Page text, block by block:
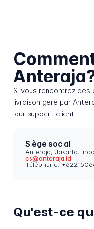
Si vous rencontrez des
livraison géré par
leur support client.
Siège social
Anteraja, Jakarta,
cs@anteraja.id
Téléphone:
Qu'est-ce